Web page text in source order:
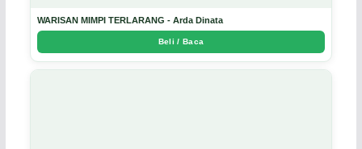
WARISAN MIMPI TERLARANG - Arda Dinata
Beli / Baca